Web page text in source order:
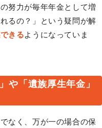
努力が毎年年金として増
るの？」という疑問が解
きるようになっていま
や「遺族厚生年金」
なく、万が一の場合の保